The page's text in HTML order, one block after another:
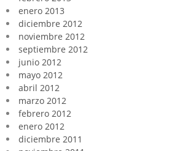
enero 2013
diciembre 2012
noviembre 2012
septiembre 2012
junio 2012
mayo 2012
abril 2012
marzo 2012
febrero 2012
enero 2012
diciembre 2011